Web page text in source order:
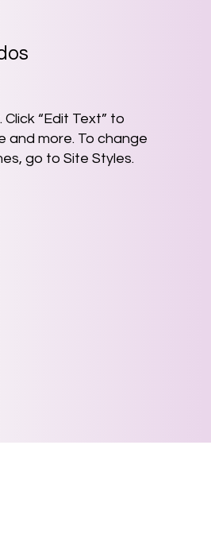
“Edit Text” to
and more. To change
go to Site Styles.